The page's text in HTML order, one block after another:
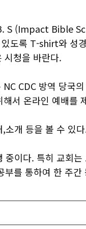
S (Impact Bible
도록 T-shirt와 성
시청을 바란다.
CDC 방역 당국
서 온라인 예배를
개 등을 볼 수 있
이다. 특히 교회
를 통하여 한 주